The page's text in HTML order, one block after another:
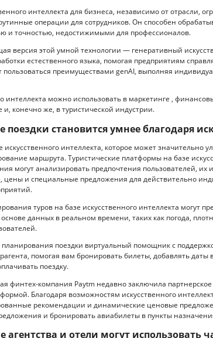
интеллекта для бизнеса, независимо от отрасли,
операции для сотрудников. Он способен
и точностью, недостижимыми для профессионалов.
версия этой умной технологии — генеративный
естественного языка, помогая предприятиям
пользоваться преимуществами genAI, выполняя
интеллекта можно использовать в маркетинге ,
и, конечно же, в туристической индустрии.
поездки становится умнее благодаря
интеллекта, которое может значительно
маршрута. Туристические платформы на базе
могут анализировать предпочтения пользователей,
цены и специальные предложения для действительно
туров на базе искусственного интеллекта могут
данных в реальном времени, таких как погода,
поездки виртуальный помощник с
помогая вам бронировать билеты, добавлять
поездку.
финтех-компания Paytm недавно заключила
Благодаря возможностям искусственного
рекомендации и динамические ценовые
и бронировать авиабилеты в пункты
агентства и отели могут использовать